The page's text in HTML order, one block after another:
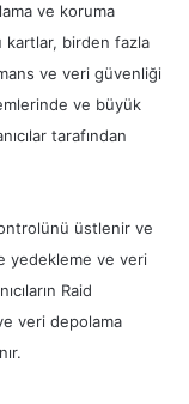
ve koruma
kartlar, birden fazla
ve veri güvenliği
ve büyük
tarafından
üstlenir ve
yedekleme ve veri
Raid
veri depolama